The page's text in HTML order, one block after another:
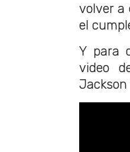
volver a
el
Y para
video
Jackson